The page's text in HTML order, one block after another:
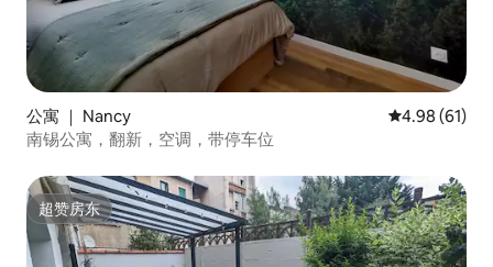
公寓 ｜ Nancy 平均评分
4.98 (61)
南锡公寓，翻新，空调，带停车位
超赞房东
超赞房东